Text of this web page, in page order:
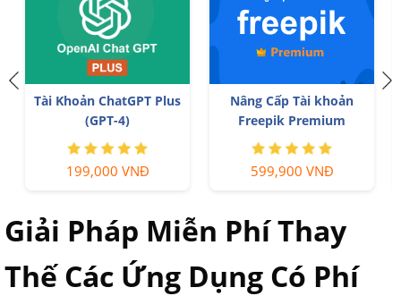
Tài Khoản ChatGPT Plus
(GPT-4)
199,000 VNĐ
Nâng Cấp Tài khoản
Freepik Premium
599,900 VNĐ
Giải Pháp Miễn Phí Thay
Thế Các Ứng Dụng Có Phí